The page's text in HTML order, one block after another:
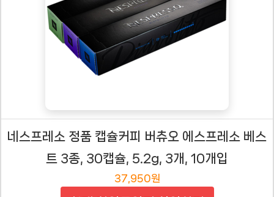
네스프레소 정품 캡슐커피 버츄오 에스프레소 베스
트 3종, 30캡슐, 5.2g, 3개, 10개입
37,950원